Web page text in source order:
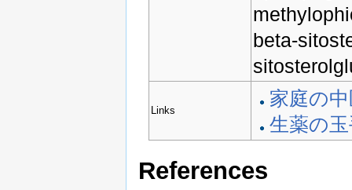
beta-
Links
家庭の
生薬の
References